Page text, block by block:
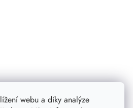
webu a díky analýze